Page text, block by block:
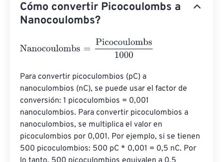
Cómo convertir Picocoulombs a
Nanocoulombs?
Nanocoulombs Picocoulombs1000
Para convertir picoculombios (pC) a
nanoculombios (nC), se puede usar el factor de
conversión: 1 picoculombios = 0,001
nanoculombios. Para convertir picoculombios a
nanoculombios, se multiplica el valor en
picoculombios por 0,001. Por ejemplo, si se tienen
500 picoculombios: 500 pC * 0,001 = 0,5 nC. Por